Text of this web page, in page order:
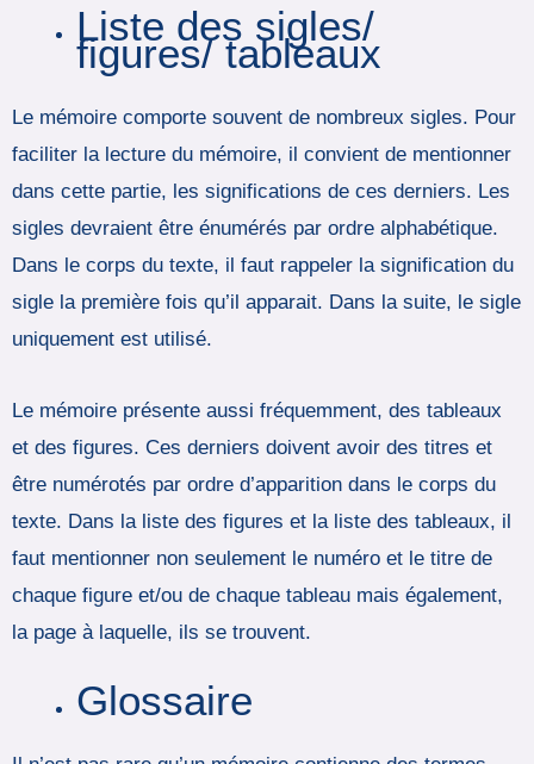
Liste des sigles/
figures/ tableaux
Le mémoire comporte souvent de nombreux sigles. Pour
faciliter la lecture du mémoire, il convient de mentionner
dans cette partie, les significations de ces derniers. Les
sigles devraient être énumérés par ordre alphabétique.
Dans le corps du texte, il faut rappeler la signification du
sigle la première fois qu’il apparait. Dans la suite, le sigle
uniquement est utilisé.
Le mémoire présente aussi fréquemment, des tableaux
et des figures. Ces derniers doivent avoir des titres et
être numérotés par ordre d’apparition dans le corps du
texte. Dans la liste des figures et la liste des tableaux, il
faut mentionner non seulement le numéro et le titre de
chaque figure et/ou de chaque tableau mais également,
la page à laquelle, ils se trouvent.
Glossaire